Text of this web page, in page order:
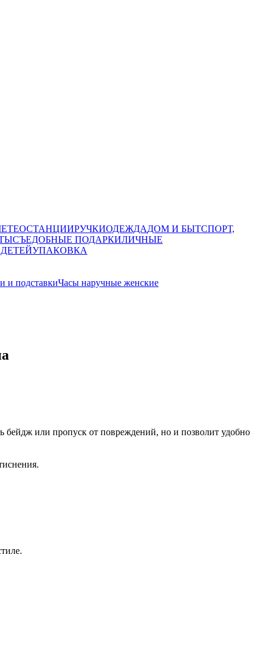
РУЧКИОДЕЖДАДОМ И БЫТСПОРТ,
СЪЕДОБНЫЕ ПОДАРКИЛИЧНЫЕ
УПАКОВКА
и подставкиЧасы наручные женские
бейдж или пропуск от повреждений, но и позволит удобно